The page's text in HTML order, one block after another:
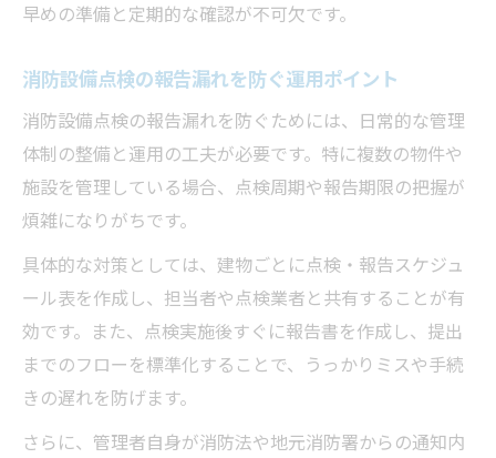
早めの準備と定期的な確認が不可欠です。
消防設備点検の報告漏れを防ぐ運用ポイント
消防設備点検の報告漏れを防ぐためには、日常的な管理
体制の整備と運用の工夫が必要です。特に複数の物件や
施設を管理している場合、点検周期や報告期限の把握が
煩雑になりがちです。
具体的な対策としては、建物ごとに点検・報告スケジュ
ール表を作成し、担当者や点検業者と共有することが有
効です。また、点検実施後すぐに報告書を作成し、提出
までのフローを標準化することで、うっかりミスや手続
きの遅れを防げます。
さらに、管理者自身が消防法や地元消防署からの通知内